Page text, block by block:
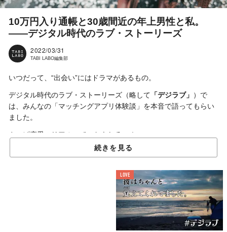
10万円入り通帳と30歳間近の年上男性と私。
——デジタル時代のラブ・ストーリーズ
2022/03/31
TABI LABO編集部
いつだって、“出会い”にはドラマがあるもの。
デジタル時代のラブ・ストーリーズ（略して 「デジラブ」 ）で
は、みんなの「マッチングアプリ体験談」を本音で語ってもらい
ました。
やっぱ恋愛のリアルって、おもしろい！
今だから笑えるけど……
続きを見る
LOVE